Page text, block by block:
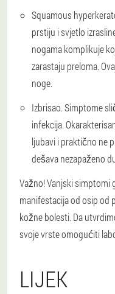
Squamous
prstiju i svjetlo
nogama komplikuje
zarastaju preloma.
noge.
Izbrisao. Simptome
infekcija.
ljubavi i praktično ne
dešava nezapaženo
Važno!Vanjski simptomi
manifestacija od osip od
kožne bolesti. Da
svoje vrste omogućiti
LIJEK